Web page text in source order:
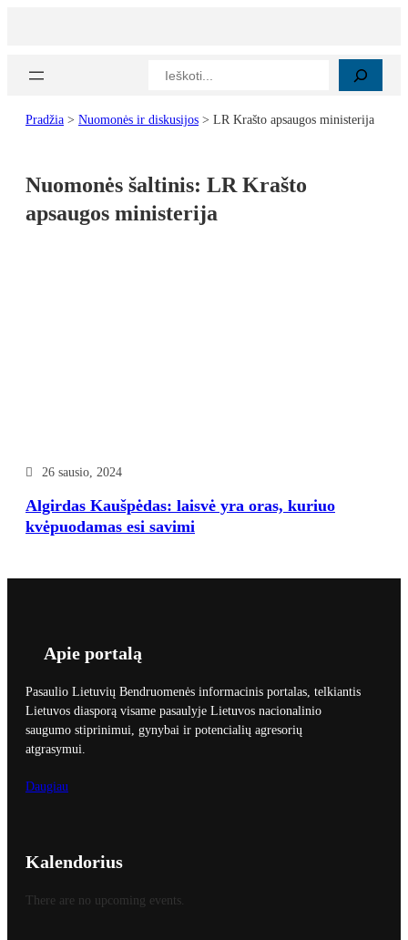
Paieška
Pradžia > Nuomonės ir diskusijos > LR Krašto apsaugos ministerija
Nuomonės šaltinis: LR Krašto
apsaugos ministerija
26 sausio, 2024
Algirdas Kaušpėdas: laisvė yra oras, kuriuo
kvėpuodamas esi savimi
Apie portalą
Pasaulio Lietuvių Bendruomenės informacinis portalas, telkiantis
Lietuvos diasporą visame pasaulyje Lietuvos nacionalinio
saugumo stiprinimui, gynybai ir potencialių agresorių
atgrasymui.
Daugiau
Kalendorius
There are no upcoming events.